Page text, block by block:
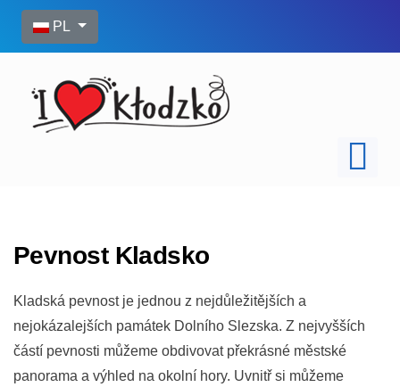
Wybierz swój język
PL
Pevnost Kladsko
Kladská pevnost je jednou z nejdůležitějších a
nejokázalejších památek Dolního Slezska. Z nejvyšších
částí pevnosti můžeme obdivovat překrásné městské
panorama a výhled na okolní hory. Uvnitř si můžeme